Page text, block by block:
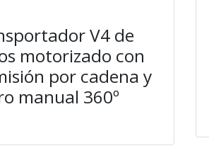
V4 de
motorizado con
por cadena y
manual 360º